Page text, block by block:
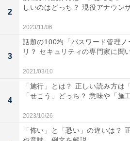
実際にできることは？
では、iPhoneとMacを併用する
になるのでしょうか。
第一に、iPhone同士でファイルを
用する「AirDrop」が、iPhoneと
す。また、iPhoneにかかってきた
り、SMSをMacでやりとりするこ
2
しいのはどっち？ 現役アナウン
2023/11/06
3
話題の100均「パスワード管理ノ
リ？ セキュリティの専門家に聞
2021/03/10
4
「施行」とは？ 正しい読み方は
「せこう」どっち？ 意味や「施
2023/10/26
「怖い」と「恐い」の違いは？